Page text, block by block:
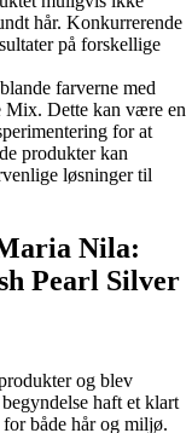
hår. Konkurrerende
på forskellige
farverne med
Mix. Dette kan være en
for at
produkter kan
løsninger til
Nila:
Pearl Silver
og blev
haft et klart
for både hår og miljø.